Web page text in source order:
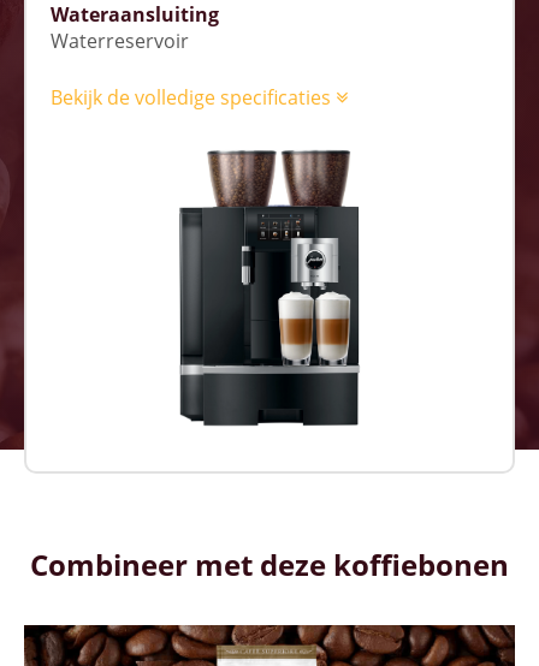
Wateraansluiting
Waterreservoir
Bekijk de volledige specificaties
Combineer met deze koffiebonen